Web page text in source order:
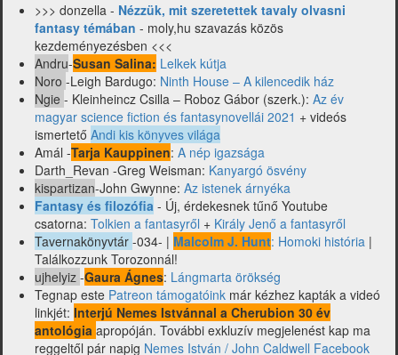
>>> donzella - Nézzük, mit szeretettek tavaly olvasni
fantasy témában - moly,hu szavazás közös
kezdeményezésben <<<
Andru-Susan Salina: Lelkek kútja
Noro -Leigh Bardugo: Ninth House – A kilencedik ház
Ngie - Kleinheincz Csilla – Roboz Gábor (szerk.): Az év
magyar science fiction és fantasynovellái 2021 + videós
ismertető Andi kis könyves világa
Amál -Tarja Kauppinen: A nép igazsága
Darth_Revan -Greg Weisman: Kanyargó ösvény
kispartizan-John Gwynne: Az istenek árnyéka
Fantasy és filozófia - Új, érdekesnek tűnő Youtube
csatorna: Tolkien a fantasyről + Király Jenő a fantasyről
Tavernakönyvtár -034- | Malcolm J. Hunt: Homoki história |
Találkozzunk Torozonnál!
ujhelyiz -Gaura Ágnes: Lángmarta örökség
Tegnap este Patreon támogatóink már kézhez kapták a videó
linkjét: Interjú Nemes Istvánnal a Cherubion 30 év
antológia apropóján. További exkluzív megjelenést kap ma
reggeltől pár napig Nemes István / John Caldwell Facebook